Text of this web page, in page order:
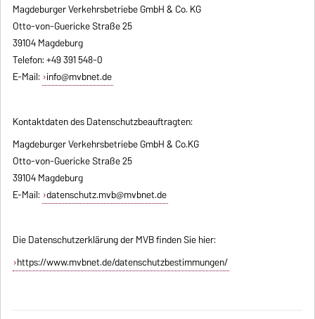
Magdeburger Verkehrsbetriebe GmbH & Co. KG
Otto-von-Guericke Straße 25
39104 Magdeburg
Telefon: +49 391 548-0
E-Mail: info@mvbnet.de
Kontaktdaten des Datenschutzbeauftragten:
Magdeburger Verkehrsbetriebe GmbH & Co.KG
Otto-von-Guericke Straße 25
39104 Magdeburg
E-Mail: datenschutz.mvb@mvbnet.de
Die Datenschutzerklärung der MVB finden Sie hier:
https://www.mvbnet.de/datenschutzbestimmungen/